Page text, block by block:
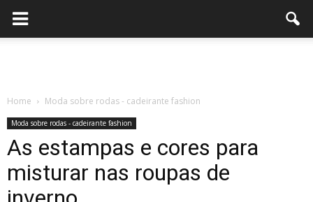
Home Moda sobre rodas - cadeirante fashion
Moda sobre rodas - cadeirante fashion
As estampas e cores para
misturar nas roupas de